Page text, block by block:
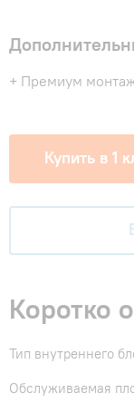
+ Премиум
Купить в 1
Коротко
Тип внутреннего
Обслуживаемая